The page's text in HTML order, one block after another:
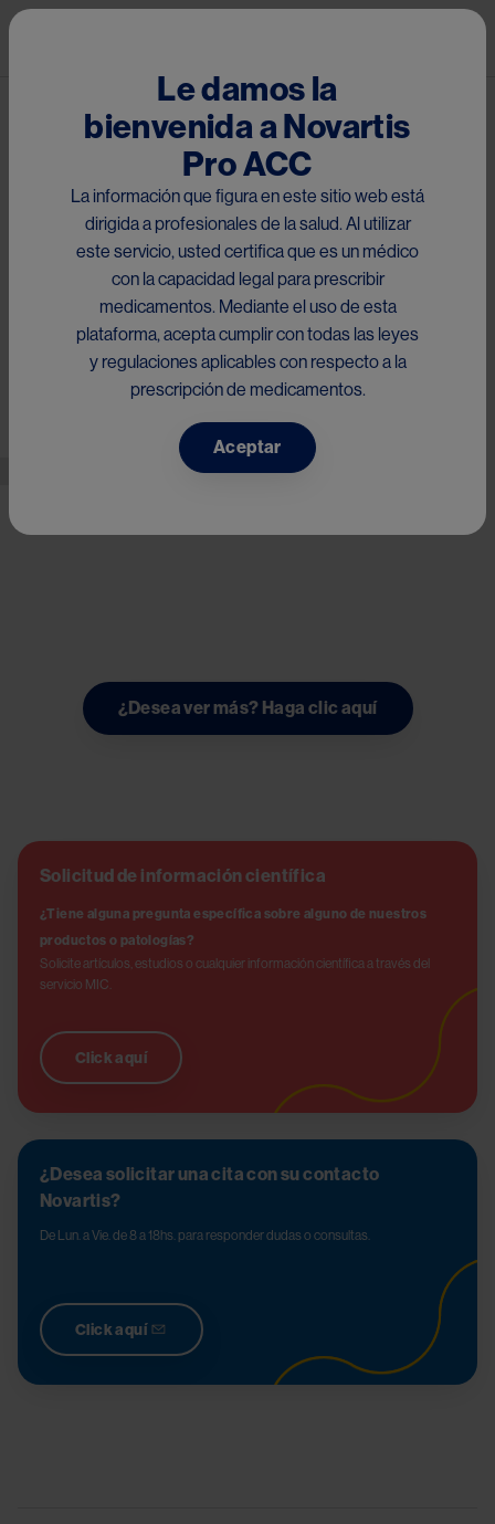
Pasar al contenido principal
CDK4/6: decisiones clínicas tras el uso en adyuvancia
Something went wrong
An error occurred, please try again later.
Duración: 10 mins.
Dra. Eva Ciruelos,
¿Desea ver más? Haga clic aquí
Solicitud de información científica
¿Tiene alguna pregunta específica sobre alguno de nuestros
productos o patologías?
Solicite artículos, estudios o cualquier información científica a través del
servicio MIC.
Click aquí
¿Desea solicitar una cita con su contacto
Novartis?
De Lun. a Vie. de 8 a 18hs. para responder dudas o consultas.
Click aquí
Le damos la
bienvenida a Novartis
Pro ACC
La información que figura en este sitio web está
dirigida a profesionales de la salud. Al utilizar
este servicio, usted certifica que es un médico
con la capacidad legal para prescribir
medicamentos. Mediante el uso de esta
plataforma, acepta cumplir con todas las leyes
y regulaciones aplicables con respecto a la
prescripción de medicamentos.
Aceptar